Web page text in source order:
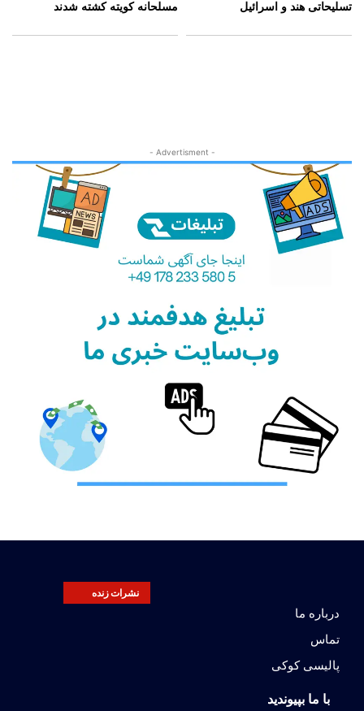
تسلیحاتی هند و اسرائیل
مسلحانه کویته کشته شدند
- Advertisment -
نشرات زنده
درباره ما
تماس
پالیسی کوکی
با ما بپیوندید